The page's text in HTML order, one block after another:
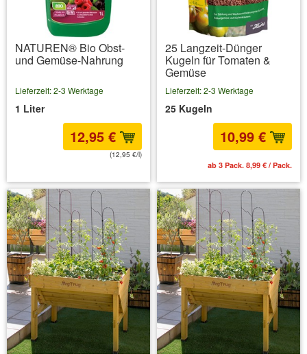
NATUREN® Bio Obst-
und Gemüse-Nahrung
Lieferzeit: 2-3 Werktage
1 Liter
12,95 €
(12,95 €/l)
25 Langzeit-Dünger
Kugeln für Tomaten &
Gemüse
Lieferzeit: 2-3 Werktage
25 Kugeln
10,99 €
ab 3 Pack. 8,99 € / Pack.